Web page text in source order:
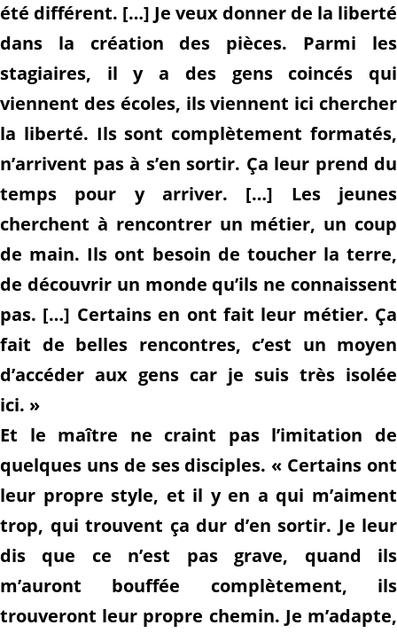
été différent. […] Je veux donner de la liberté
dans la création des pièces. Parmi les
stagiaires, il y a des gens coincés qui
viennent des écoles, ils viennent ici chercher
la liberté. Ils sont complètement formatés,
n’arrivent pas à s’en sortir. Ça leur prend du
temps pour y arriver. […] Les jeunes
cherchent à rencontrer un métier, un coup
de main. Ils ont besoin de toucher la terre,
de découvrir un monde qu’ils ne connaissent
pas. […] Certains en ont fait leur métier. Ça
fait de belles rencontres, c’est un moyen
d’accéder aux gens car je suis très isolée
ici. »
Et le maître ne craint pas l’imitation de
quelques uns de ses disciples. « Certains ont
leur propre style, et il y en a qui m’aiment
trop, qui trouvent ça dur d’en sortir. Je leur
dis que ce n’est pas grave, quand ils
m’auront bouffée complètement, ils
trouveront leur propre chemin. Je m’adapte,